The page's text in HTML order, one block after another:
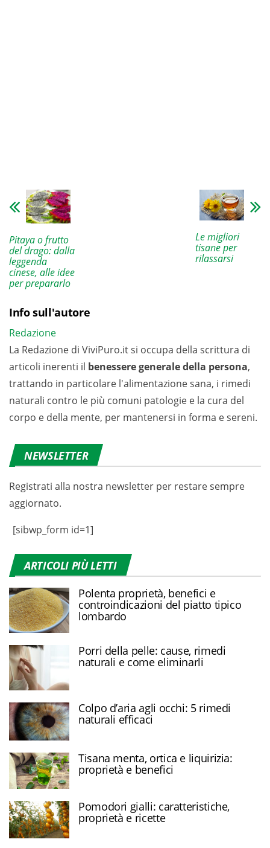
Pitaya o frutto
del drago: dalla
leggenda
cinese, alle idee
per prepararlo
Le migliori
tisane per
rilassarsi
Info sull'autore
Redazione
La Redazione di ViviPuro.it si occupa della scrittura di
articoli inerenti il benessere generale della persona,
trattando in particolare l'alimentazione sana, i rimedi
naturali contro le più comuni patologie e la cura del
corpo e della mente, per mantenersi in forma e sereni.
NEWSLETTER
Registrati alla nostra newsletter per restare sempre
aggiornato.
[sibwp_form id=1]
ARTICOLI PIÙ LETTI
Polenta proprietà, benefici e
controindicazioni del piatto tipico
lombardo
Porri della pelle: cause, rimedi
naturali e come eliminarli
Colpo d’aria agli occhi: 5 rimedi
naturali efficaci
Tisana menta, ortica e liquirizia:
proprietà e benefici
Pomodori gialli: caratteristiche,
proprietà e ricette